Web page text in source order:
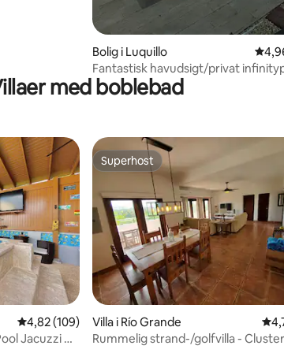
Bolig i Luquillo 4,96
Fantastisk havudsigt/privat
BR
med boblebad
63 omtaler
4,82 ud af 5 i gennemsnitlig bedømmelse, 109
4,82 (109)
Jacuzzi &
Superhost
Superhost
Villa i Río Grande
Rummelig strand-/golfvilla - Cluster